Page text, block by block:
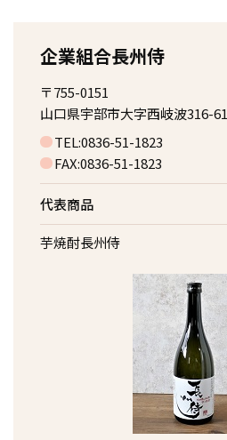
企業組合長州侍
〒755-0151
山口県宇部市大字西岐波316-61
TEL:0836-51-1823
FAX:0836-51-1823
代表商品
芋焼酎長州侍